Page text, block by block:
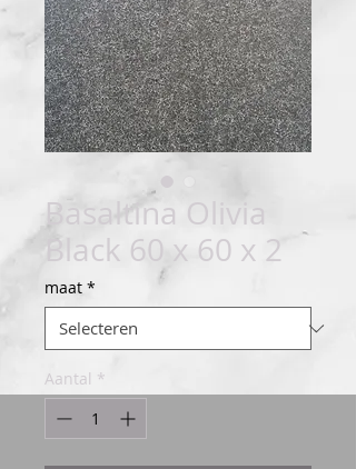
Basaltina Olivia
Black 60 x 60 x 2
maat *
Aantal *